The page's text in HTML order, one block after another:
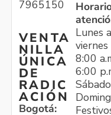
7965150
VENTA
NILLA
ÚNICA
DE
RADIC
ACIÓN
Bogotá:
Lunes a
viernes
8:00
6:00